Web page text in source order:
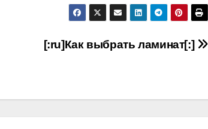
[:ru]Как выбрать ламинат[:]